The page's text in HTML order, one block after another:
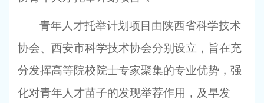
青年人才托举计划项目由陕西省科学技术
协会、西安市科学技术协会分别设立，旨在充
分发挥高等院校院士专家聚集的专业优势，强
化对青年人才苗子的发现举荐作用，及早发